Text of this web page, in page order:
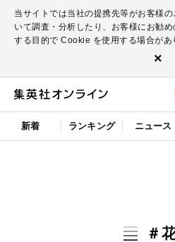
当サイトでは当社の提携先等がお客様
いて調査・分析したり、お客様にお勧
する目的で Cookie を使用する場合があ
×
新着 ランキング ニュース
＃